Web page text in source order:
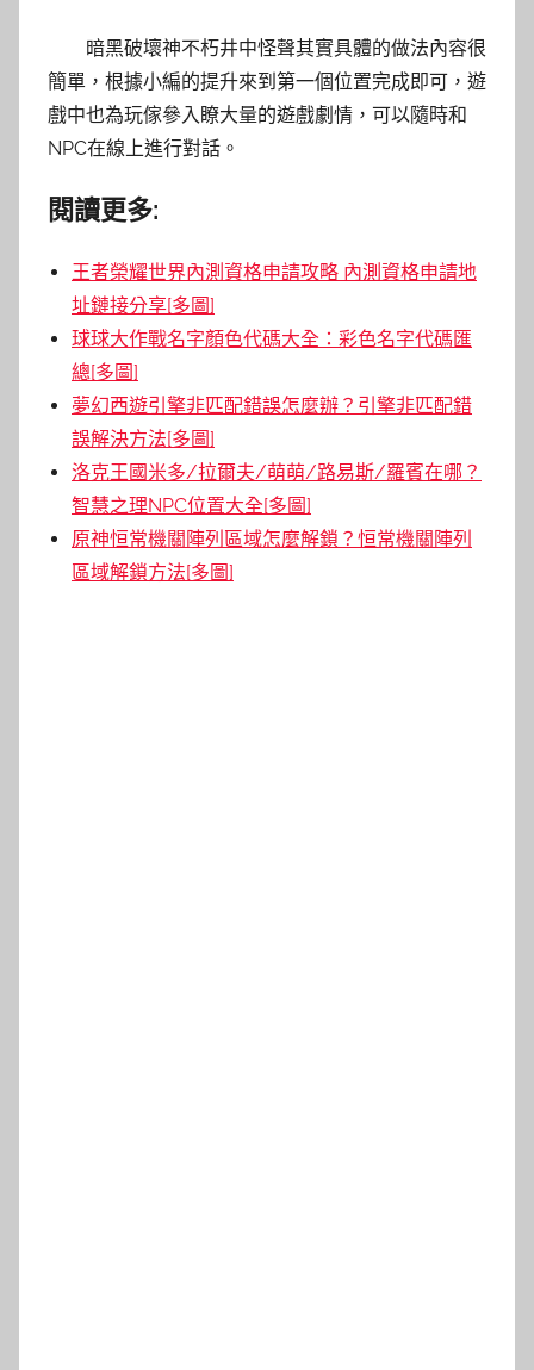
暗黑破壞神不朽井中怪聲其實具體的做法內容很
簡單，根據小編的提升來到第一個位置完成即可，遊
戲中也為玩傢參入瞭大量的遊戲劇情，可以隨時和
NPC在線上進行對話。
閱讀更多:
王者榮耀世界內測資格申請攻略 內測資格申請地
址鏈接分享[多圖]
球球大作戰名字顏色代碼大全：彩色名字代碼匯
總[多圖]
夢幻西遊引擎非匹配錯誤怎麼辦？引擎非匹配錯
誤解決方法[多圖]
洛克王國米多/拉爾夫/萌萌/路易斯/羅賓在哪？
智慧之理NPC位置大全[多圖]
原神恒常機關陣列區域怎麼解鎖？恒常機關陣列
區域解鎖方法[多圖]